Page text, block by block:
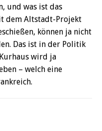
und was ist das
dem Altstadt-Projekt
können ja nicht
Das ist in der Politik
wird ja
– welch eine